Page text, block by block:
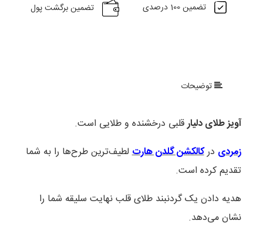
تضمین 100 درصدی تضمین برگشت پول
توضیحات
آویز طلای دلیارقلبی درخشنده و طلایی است.
زمردی درکالکشن گلدن هارتلطیف‌ترین طرح‌ها را به شما
تقدیم کرده است.
هدیه دادن یک گردنبند طلای قلب نهایت سلیقه شما را
نشان می‌دهد.